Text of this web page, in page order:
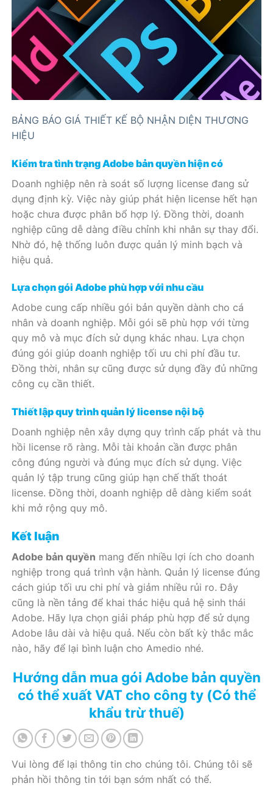
BẢNG BÁO GIÁ THIẾT KẾ BỘ NHẬN DIỆN THƯƠNG
HIỆU
Kiểm tra tình trạng Adobe bản quyền hiện có
Doanh nghiệp nên rà soát số lượng license đang sử
dụng định kỳ. Việc này giúp phát hiện license hết hạn
hoặc chưa được phân bổ hợp lý. Đồng thời, doanh
nghiệp cũng dễ dàng điều chỉnh khi nhân sự thay đổi.
Nhờ đó, hệ thống luôn được quản lý minh bạch và
hiệu quả.
Lựa chọn gói Adobe phù hợp với nhu cầu
Adobe cung cấp nhiều gói bản quyền dành cho cá
nhân và doanh nghiệp. Mỗi gói sẽ phù hợp với từng
quy mô và mục đích sử dụng khác nhau. Lựa chọn
đúng gói giúp doanh nghiệp tối ưu chi phí đầu tư.
Đồng thời, nhân sự cũng được sử dụng đầy đủ những
công cụ cần thiết.
Thiết lập quy trình quản lý license nội bộ
Doanh nghiệp nên xây dựng quy trình cấp phát và thu
hồi license rõ ràng. Mỗi tài khoản cần được phân
công đúng người và đúng mục đích sử dụng. Việc
quản lý tập trung cũng giúp hạn chế thất thoát
license. Đồng thời, doanh nghiệp dễ dàng kiểm soát
khi mở rộng quy mô.
Kết luận
Adobe bản quyền mang đến nhiều lợi ích cho doanh
nghiệp trong quá trình vận hành. Quản lý license đúng
cách giúp tối ưu chi phí và giảm nhiều rủi ro. Đây
cũng là nền tảng để khai thác hiệu quả hệ sinh thái
Adobe. Hãy lựa chọn giải pháp phù hợp để sử dụng
Adobe lâu dài và hiệu quả. Nếu còn bất kỳ thắc mắc
nào, hãy để lại bình luận cho Amedio nhé.
Hướng dẫn mua gói Adobe bản quyền
có thể xuất VAT cho công ty (Có thể
khẩu trừ thuế)
Vui lòng để lại thông tin cho chúng tôi. Chúng tôi sẽ
phản hồi thông tin tới bạn sớm nhất có thể.